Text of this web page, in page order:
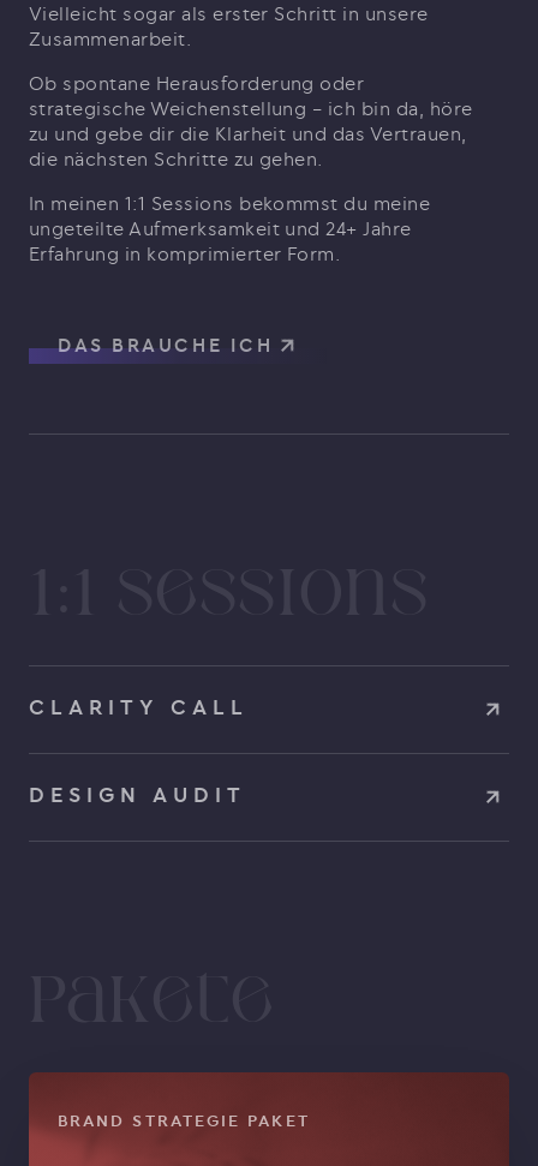
Vielleicht sogar als erster Schritt in unsere
Zusammenarbeit.
Ob spontane Herausforderung oder
strategische Weichenstellung – ich bin da, höre
zu und gebe dir die Klarheit und das Vertrauen,
die nächsten Schritte zu gehen.
In meinen 1:1 Sessions bekommst du meine
ungeteilte Aufmerksamkeit und 24+ Jahre
Erfahrung in komprimierter Form.
DAS BRAUCHE ICH
CLARITY CALL
DESIGN AUDIT
BRAND STRATEGIE PAKET